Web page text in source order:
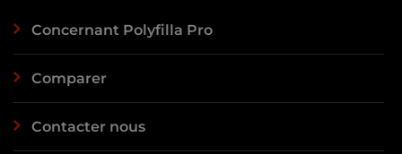
Concernant Polyfilla Pro
Comparer
Contacter nous